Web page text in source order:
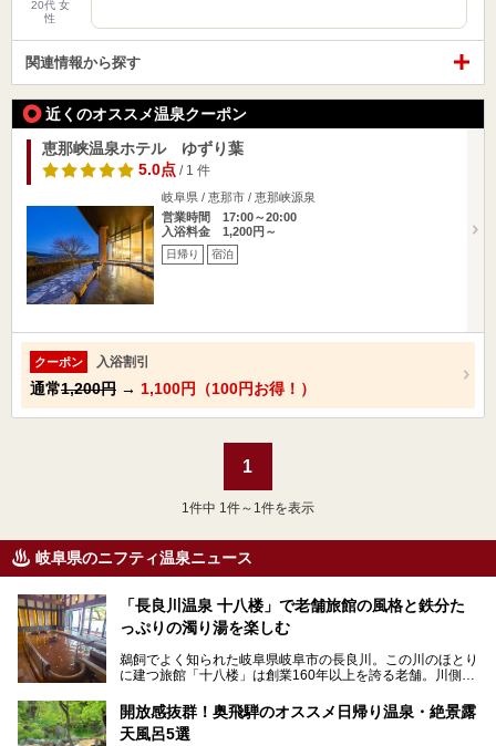
20代 女
性
関連情報から探す
近くのオススメ温泉クーポン
恵那峡温泉ホテル ゆずり葉
5.0点/ 1 件
岐阜県 / 恵那市 / 恵那峡源泉
営業時間 17:00～20:00
入浴料金 1,200円～
日帰り 宿泊
クーポン 入浴割引
通常1,200円 → 1,100円（100円お得！）
1
1 件中 1件～1件を表示
岐阜県のニフティ温泉ニュース
「長良川温泉 十八楼」で老舗旅館の風格と鉄分た
っぷりの濁り湯を楽しむ
鵜飼でよく知られた岐阜県岐阜市の長良川。この川のほとり
に建つ旅館「十八楼」は創業160年以上を誇る老舗。川側の
濁り湯で、地産地消にこだわった食事も定評があります。
そして大浴場は日帰り入浴もできるんですよ。泊まりでも日
開放感抜群！奥飛騨のオススメ日帰り温泉・絶景露
天風呂5選